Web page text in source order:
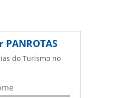
PANROTAS
do Turismo no